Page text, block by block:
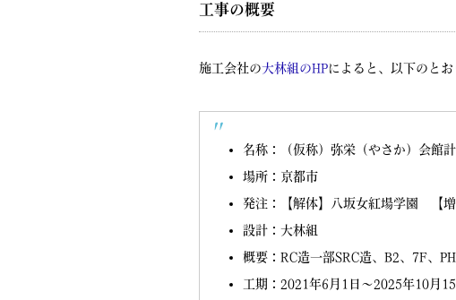
工事の概要
施工会社の大林組のHPによると、以下のとお
名称：（仮称）弥栄（やさか）会館
場所：京都市
発注：【解体】八坂女紅場学園 【
設計：大林組
概要：RC造一部SRC造、B2、7F、
工期：2021年6月1日～2025年10月